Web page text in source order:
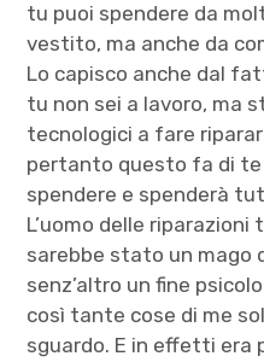
tu puoi spendere da
vestito, ma anche da
Lo capisco anche dal
tu non sei a lavoro, ma
tecnologici a fare
pertanto questo fa di te
spendere e spenderà
L’uomo delle
sarebbe stato un mago
senz’altro un fine
così tante cose di me
sguardo. E in effetti era